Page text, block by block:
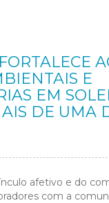
E
EM
DE UMA
afetivo e do
com a